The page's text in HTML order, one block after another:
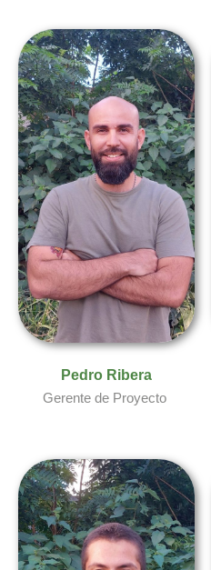
Pedro Ribera​
Gerente de Proyecto